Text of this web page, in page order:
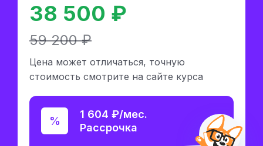
38 500 ₽
59 200 ₽
Цена может отличаться, точную
стоимость смотрите на сайте курса
1 604 ₽/мес.
Рассрочка